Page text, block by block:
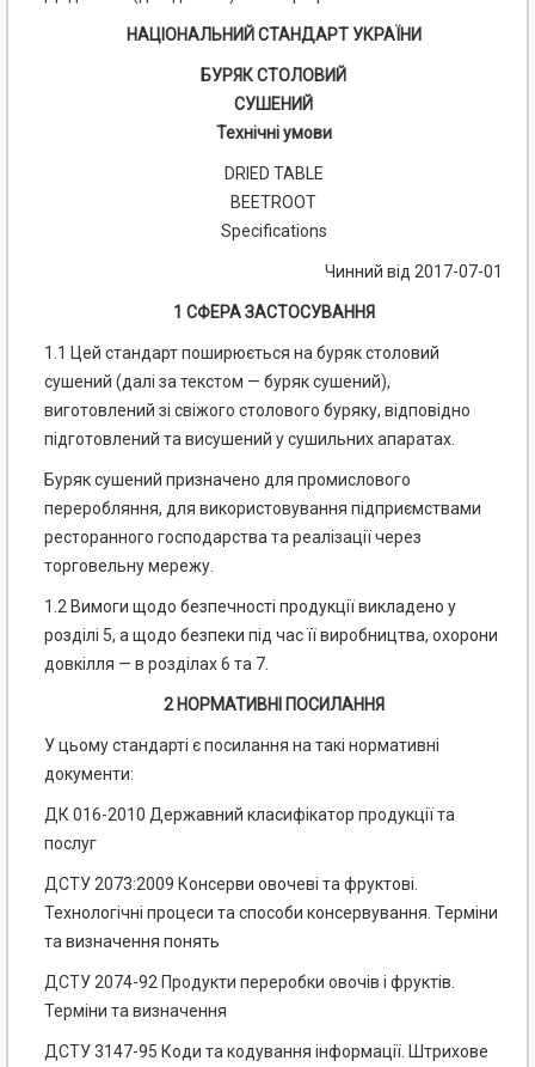
НАЦІОНАЛЬНИЙ СТАНДАРТ УКРАЇНИ
БУРЯК СТОЛОВИЙ
СУШЕНИЙ
Технічні умови
DRIED TABLE
BEETROOT
Specifications
Чинний від 2017-07-01
1 СФЕРА ЗАСТОСУВАННЯ
1.1 Цей стандарт поширюється на буряк столовий
сушений (далі за текстом — буряк сушений),
виготовлений зі свіжого столового буряку, відповідно
підготовлений та висушений у сушильних апаратах.
Буряк сушений призначено для промислового
переробляння, для використовування підприємствами
ресторанного господарства та реалізації через
торговельну мережу.
1.2 Вимоги щодо безпечності продукції викладено у
розділі 5, а щодо безпеки під час її виробництва, охорони
довкілля — в розділах 6 та 7.
2 НОРМАТИВНІ ПОСИЛАННЯ
У цьому стандарті є посилання на такі нормативні
документи:
ДК 016-2010 Державний класифікатор продукції та
послуг
ДСТУ 2073:2009 Консерви овочеві та фруктові.
Технологічні процеси та способи консервування. Терміни
та визначення понять
ДСТУ 2074-92 Продукти переробки овочів і фруктів.
Терміни та визначення
ДСТУ 3147-95 Коди та кодування інформації. Штрихове